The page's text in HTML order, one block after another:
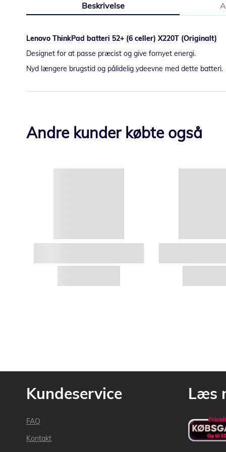
af
Beskrivelse
Lenovo ThinkPad batteri 52+ (6 celler) X220T (Originalt)
Designet for at passe præcist og give fornyet energi.
Nyd længere brugstid og pålidelig ydeevne med dette batteri.
Andre kunder købte også
Kundeservice
FAQ
Kontakt
Læs